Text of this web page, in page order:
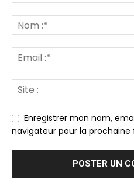
Enregistrer mon nom,
navigateur pour la